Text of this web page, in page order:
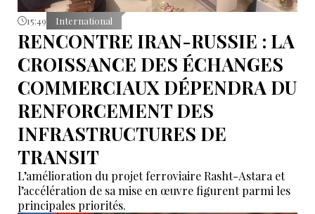
15:49 International
RENCONTRE IRAN-RUSSIE : LA
CROISSANCE DES ÉCHANGES
COMMERCIAUX DÉPENDRA DU
RENFORCEMENT DES
INFRASTRUCTURES DE
TRANSIT
L’amélioration du projet ferroviaire Rasht-Astara et
l’accélération de sa mise en œuvre figurent parmi les
principales priorités.